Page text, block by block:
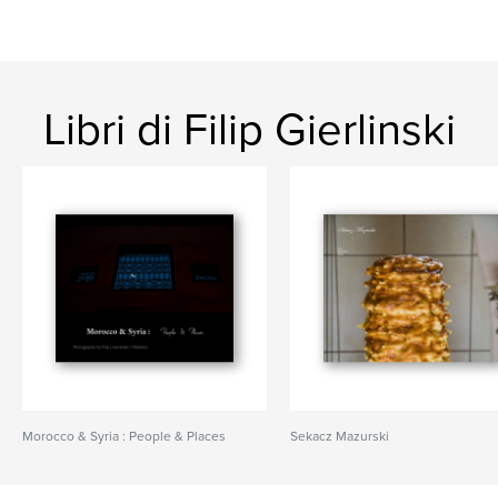
Libri di Filip Gierlinski
Morocco & Syria : People & Places Sekacz Mazurski